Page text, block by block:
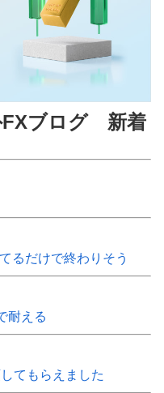
FXブログ 新着
るだけで終わりそう
耐える
てもらえました